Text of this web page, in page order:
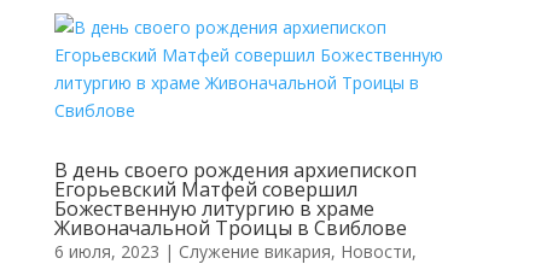
В день своего рождения архиепископ
Егорьевский Матфей совершил
Божественную литургию в храме
Живоначальной Троицы в Свиблове
6 июля, 2023 | Cлужение викария, Новости,